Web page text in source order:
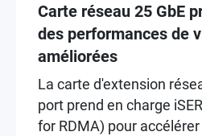
Carte réseau 25 GbE
des performances de
améliorées
La carte d'extension
port prend en charge
for RDMA) pour